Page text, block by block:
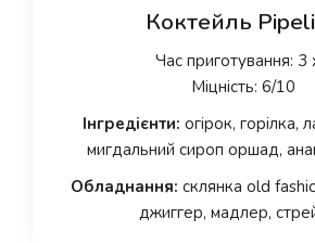
Коктейль
Час приготування: 3
Міцність: 6/10
Інгредієнти: огірок, горілка,
мигдальний сироп оршад,
Обладнання: склянка old
джиггер, мадлер,